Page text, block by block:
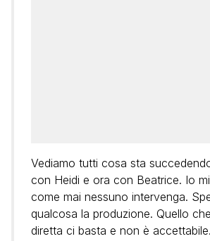
Vediamo tutti cosa sta
con Heidi e ora con Beatrice. Io
come mai nessuno intervenga.
qualcosa la produzione. Quello
diretta ci basta e non è